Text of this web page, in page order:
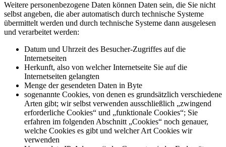
Weitere personenbezogene Daten können Daten sein, die Sie nicht
selbst angeben, die aber automatisch durch technische Systeme
übermittelt werden und durch technische Systeme dann ausgelesen
und verarbeitet werden:
Datum und Uhrzeit des Besucher-Zugriffes auf die
Internetseiten
Herkunft, also von welcher Internetseite Sie auf die
Internetseiten gelangten
Menge der gesendeten Daten in Byte
sogenannte Cookies, von denen es grundsätzlich verschiedene
Arten gibt; wir selbst verwenden ausschließlich „zwingend
erforderliche Cookies“ und „funktionale Cookies“; Sie
erfahren im folgenden Abschnitt „Cookies“ noch genauer,
welche Cookies es gibt und welcher Art Cookies wir
verwenden